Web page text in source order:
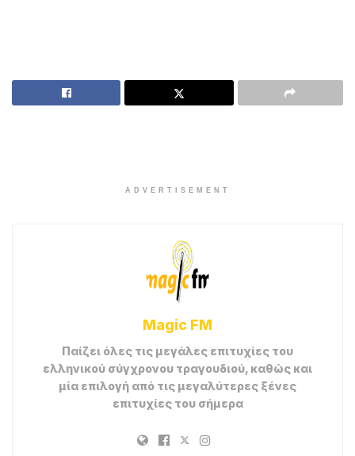
ADVERTISEMENT
Magic FM
Παίζει όλες τις μεγάλες επιτυχίες του
ελληνικού σύγχρονου τραγουδιού, καθώς και
μία επιλογή από τις μεγαλύτερες ξένες
επιτυχίες του σήμερα